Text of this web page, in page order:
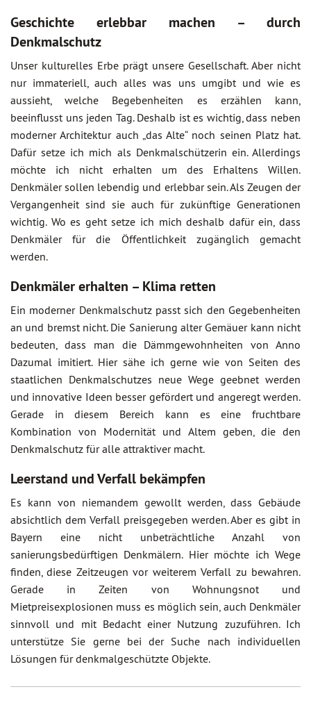
Geschichte erlebbar machen – durch
Denkmalschutz
Unser kulturelles Erbe prägt unsere Gesellschaft. Aber nicht
nur immateriell, auch alles was uns umgibt und wie es
aussieht, welche Begebenheiten es erzählen kann,
beeinflusst uns jeden Tag. Deshalb ist es wichtig, dass neben
moderner Architektur auch „das Alte“ noch seinen Platz hat.
Dafür setze ich mich als Denkmalschützerin ein. Allerdings
möchte ich nicht erhalten um des Erhaltens Willen.
Denkmäler sollen lebendig und erlebbar sein. Als Zeugen der
Vergangenheit sind sie auch für zukünftige Generationen
wichtig. Wo es geht setze ich mich deshalb dafür ein, dass
Denkmäler für die Öffentlichkeit zugänglich gemacht
werden.
Denkmäler erhalten – Klima retten
Ein moderner Denkmalschutz passt sich den Gegebenheiten
an und bremst nicht. Die Sanierung alter Gemäuer kann nicht
bedeuten, dass man die Dämmgewohnheiten von Anno
Dazumal imitiert. Hier sähe ich gerne wie von Seiten des
staatlichen Denkmalschutzes neue Wege geebnet werden
und innovative Ideen besser gefördert und angeregt werden.
Gerade in diesem Bereich kann es eine fruchtbare
Kombination von Modernität und Altem geben, die den
Denkmalschutz für alle attraktiver macht.
Leerstand und Verfall bekämpfen
Es kann von niemandem gewollt werden, dass Gebäude
absichtlich dem Verfall preisgegeben werden. Aber es gibt in
Bayern eine nicht unbeträchtliche Anzahl von
sanierungsbedürftigen Denkmälern. Hier möchte ich Wege
finden, diese Zeitzeugen vor weiterem Verfall zu bewahren.
Gerade in Zeiten von Wohnungsnot und
Mietpreisexplosionen muss es möglich sein, auch Denkmäler
sinnvoll und mit Bedacht einer Nutzung zuzuführen. Ich
unterstütze Sie gerne bei der Suche nach individuellen
Lösungen für denkmalgeschützte Objekte.